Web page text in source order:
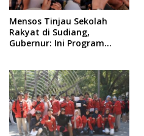
Mensos Tinjau Sekolah
Rakyat di Sudiang,
Gubernur: Ini Program